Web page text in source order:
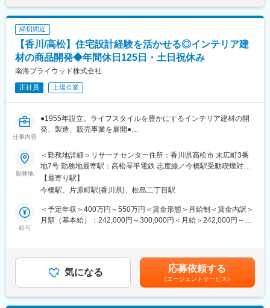
◇ランチ、カフェ、ディナー（今後開始予定）営業における調理
業務
◇新メニューの開発、企画
◇食材の選定、仕入れ管理
◇原価管理、在庫管理
ルした施設、SEASiON（シージョン）は食と実験をテーマにした
レストラン・ファーム・アートギャラリーの複合施設です。
■小豆島オフィスについて
～移住者も安心、島暮らしを楽しめる環境です～
◇勤務先の近くにスーパーやドラックストアがございます。生活
には困らない場所です。
り、光熱費負担のみで居住いただけます。その他ご希望の賃貸に
お住まいの場合は、自治体の移住者支援で家賃の半額、その半額
◇将来は店舗マネージャーにも挑戦できる環境です。
◇SEASiON小豆島というお店はございますが、自分のお店作りが
締切間近
【香川/高松】住宅設計経験を活かせる◎インテリア建
材の商品開発◆年間休日125日・土日祝休み
南海プライウッド株式会社
正社員 上場企業
仕事内容
●1955年設立。ライフスタイルを豊かにするインテリア建材の開
発、製造、販売事業を展開●
■業務内容：
インテリア建材（収納、天井、フロア、階段）の商品開発を行っ
ていただきます。新製品の開発や既存製品の改良を主な業務と
し、施工説明書の作成や商品クレーム時の対策など担当製品に関
する幅広い業務を担います。
■配属先について：
＜開発G＞
勤務地
＜勤務地詳細＞リサーチセンター住所：香川県高松市 末広町3番
地7号 勤務地最寄駅：高松琴平電鉄 志度線／今橋駅受動喫煙対
策：屋内全面禁煙変更の範囲：全国の当社拠点
【最寄り駅】
今橋駅、片原町駅(香川県)、松島二丁目駅
給与
＜予定年収＞400万円～550万円＜賃金形態＞月給制＜賃金内訳＞
月額（基本給）：242,000円～300,000円＜月給＞242,000円～
気になる 応募依頼する
（エージェントサービス）